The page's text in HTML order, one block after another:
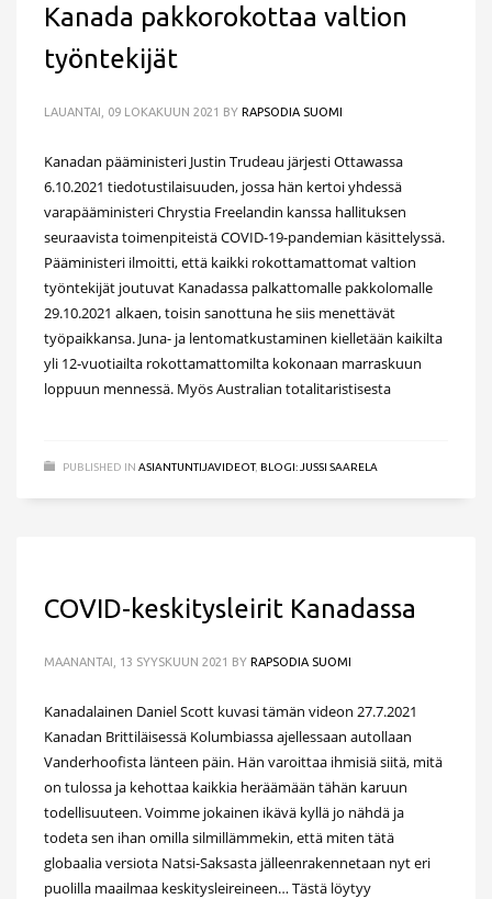
Kanada pakkorokottaa valtion
työntekijät
LAUANTAI, 09 LOKAKUUN 2021 BY RAPSODIA SUOMI
Kanadan pääministeri Justin Trudeau järjesti Ottawassa
6.10.2021 tiedotustilaisuuden, jossa hän kertoi yhdessä
varapääministeri Chrystia Freelandin kanssa hallituksen
seuraavista toimenpiteistä COVID-19-pandemian käsittelyssä.
Pääministeri ilmoitti, että kaikki rokottamattomat valtion
työntekijät joutuvat Kanadassa palkattomalle pakkolomalle
29.10.2021 alkaen, toisin sanottuna he siis menettävät
työpaikkansa. Juna- ja lentomatkustaminen kielletään kaikilta
yli 12-vuotiailta rokottamattomilta kokonaan marraskuun
loppuun mennessä. Myös Australian totalitaristisesta
PUBLISHED IN ASIANTUNTIJAVIDEOT, BLOGI: JUSSI SAARELA
COVID-keskitysleirit Kanadassa
MAANANTAI, 13 SYYSKUUN 2021 BY RAPSODIA SUOMI
Kanadalainen Daniel Scott kuvasi tämän videon 27.7.2021
Kanadan Brittiläisessä Kolumbiassa ajellessaan autollaan
Vanderhoofista länteen päin. Hän varoittaa ihmisiä siitä, mitä
on tulossa ja kehottaa kaikkia heräämään tähän karuun
todellisuuteen. Voimme jokainen ikävä kyllä jo nähdä ja
todeta sen ihan omilla silmillämmekin, että miten tätä
globaalia versiota Natsi-Saksasta jälleenrakennetaan nyt eri
puolilla maailmaa keskitysleireineen… Tästä löytyy